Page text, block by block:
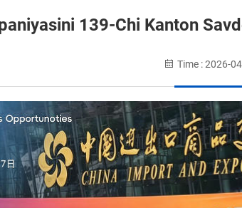
139-Chi Kanton
Time : 2026-